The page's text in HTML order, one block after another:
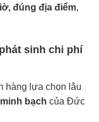
đúng địa điểm,
sinh chi phí
hàng lựa chọn lâu
bạch của Đức